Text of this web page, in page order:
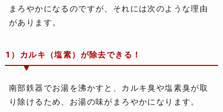
まろやかになるのですが、それには次のような理由
があります。
1）カルキ（塩素）が除去できる！
南部鉄器でお湯を沸かすと、カルキ臭や塩素臭が取
り除けるため、お湯の味がまろやかになります。